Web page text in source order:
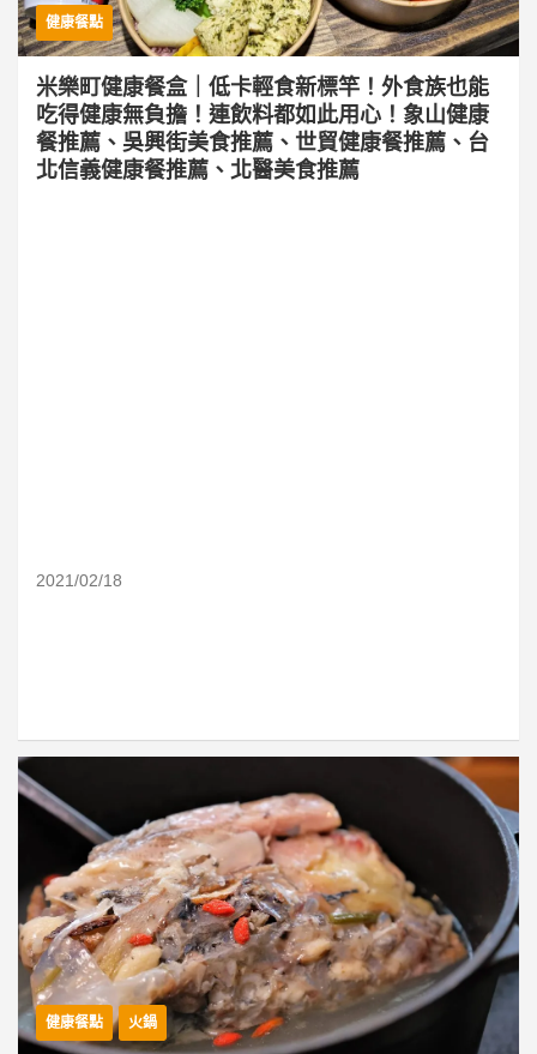
健康餐點
米樂町健康餐盒｜低卡輕食新標竿！外食族也能
吃得健康無負擔！連飲料都如此用心！象山健康
餐推薦、吳興街美食推薦、世貿健康餐推薦、台
北信義健康餐推薦、北醫美食推薦
2021/02/18
健康餐點 火鍋